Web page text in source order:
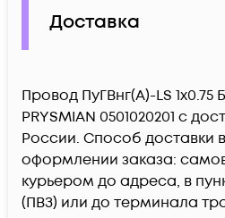
Доставка
Провод ПуГВнг(А)-LS 1х0.75
PRYSMIAN 0501020201 c
России. Способ доставки
оформлении заказа:
курьером до адреса, в
(ПВЗ) или до терминала